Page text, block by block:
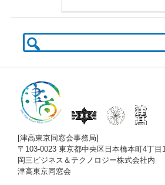
検
索:
[津高東京同窓会事務局]
〒103-0023 東京都中央区日本橋本町4丁目
岡三ビジネス＆テクノロジー株式会社内
津高東京同窓会